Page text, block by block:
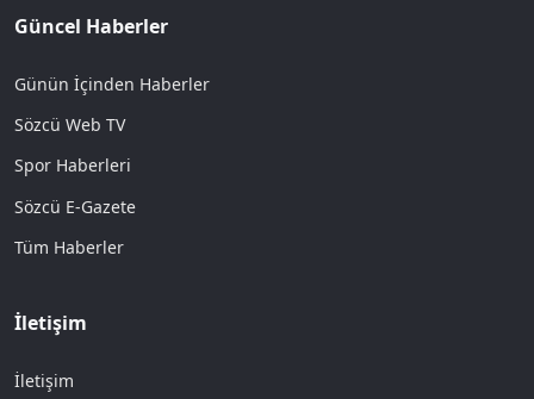
Güncel Haberler
Günün İçinden Haberler
Sözcü Web TV
Spor Haberleri
Sözcü E-Gazete
Tüm Haberler
İletişim
İletişim